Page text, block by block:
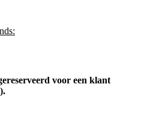
voor een klant